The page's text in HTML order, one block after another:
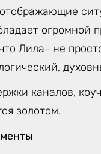
огромной
Лила- не
каналов,
золотом.